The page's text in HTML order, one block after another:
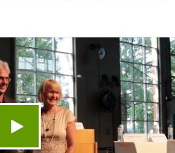
Video abspielen